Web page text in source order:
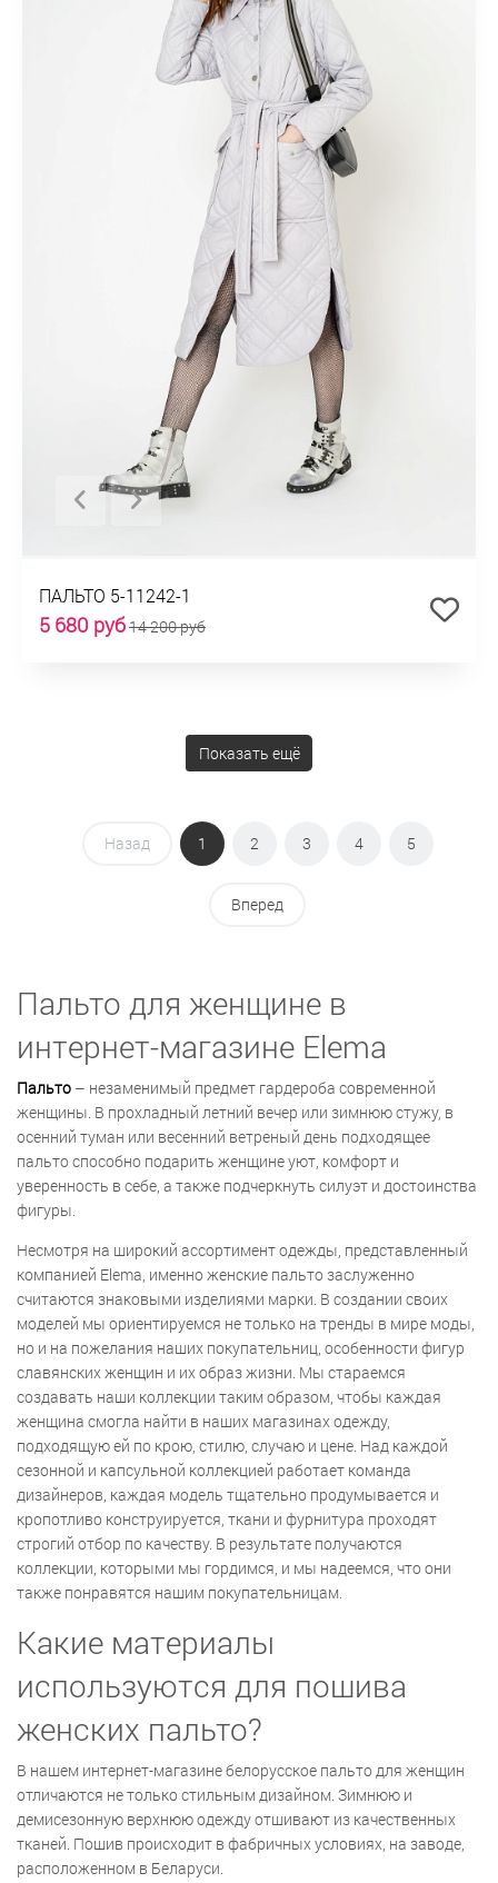
ПАЛЬТО 5-11242-1
5 680 руб14 200 руб
Показать ещё
Назад 1 2 3 4 5
Вперед
Пальто для женщине в
интернет-магазине Elema
Пальто – незаменимый предмет гардероба современной
женщины. В прохладный летний вечер или зимнюю стужу, в
осенний туман или весенний ветреный день подходящее
пальто способно подарить женщине уют, комфорт и
уверенность в себе, а также подчеркнуть силуэт и достоинства
фигуры.
Несмотря на широкий ассортимент одежды, представленный
компанией Elema, именно женские пальто заслуженно
считаются знаковыми изделиями марки. В создании своих
моделей мы ориентируемся не только на тренды в мире моды,
но и на пожелания наших покупательниц, особенности фигур
славянских женщин и их образ жизни. Мы стараемся
создавать наши коллекции таким образом, чтобы каждая
женщина смогла найти в наших магазинах одежду,
подходящую ей по крою, стилю, случаю и цене. Над каждой
сезонной и капсульной коллекцией работает команда
дизайнеров, каждая модель тщательно продумывается и
кропотливо конструируется, ткани и фурнитура проходят
строгий отбор по качеству. В результате получаются
коллекции, которыми мы гордимся, и мы надеемся, что они
также понравятся нашим покупательницам.
Какие материалы
используются для пошива
женских пальто?
В нашем интернет-магазине белорусское пальто для женщин
отличаются не только стильным дизайном. Зимнюю и
демисезонную верхнюю одежду отшивают из качественных
тканей. Пошив происходит в фабричных условиях, на заводе,
расположенном в Беларуси.